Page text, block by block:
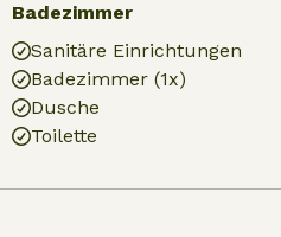
Badezimmer
Sanitäre Einrichtungen
Badezimmer (1x)
Dusche
Toilette